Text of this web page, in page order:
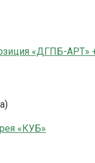
«ДГПБ-АРТ»
«КУБ»